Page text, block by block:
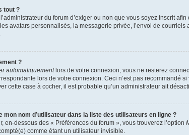
tout ?
du forum d’exiger ou non que vous soyez inscrit
avatars personnalisés, la messagerie privée, l’envoi de
?
automatiquementlors de votre connexion, vous ne resterez
lors de votre connexion. Ceci n’est pas recommandé
cette case à cocher, il est probable qu’un administrateur ait
mon nom d’utilisateur dans la liste des utilisateurs en ligne ?
en-dessous des « Préférences du forum », vous trouverez l’option
comme étant un utilisateur invisible.